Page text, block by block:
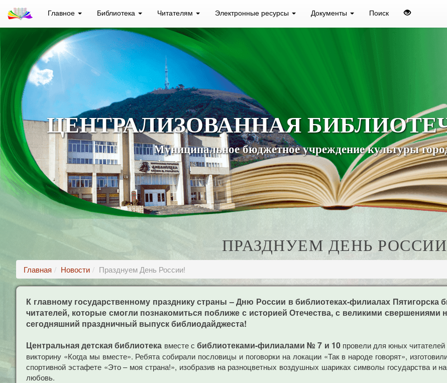
Главное Библиотека Читателям Электронные ресурсы Документы Поиск
ЦЕНТРАЛИЗОВАННАЯ
Муниципальное бюджетное учреждение культуры
ПРАЗДНУЕМ ДЕНЬ
Главная Новости Празднуем День России!
К главному государственному празднику страны – Дню России в библиотеках-филиалах
читателей, которые смогли познакомиться поближе с историей Отечества, с великими
сегодняшний праздничный выпуск библиодайджеста!
Центральная детская библиотека вместе с библиотеками-филиалами № 7 и 10провели для юных читателей
викторину «Когда мы вместе». Ребята собирали пословицы и поговорки на локации «Так в народе говорят»,
спортивной эстафете «Это – моя страна!», изобразив на разноцветных воздушных шариках символы государства
любовь.